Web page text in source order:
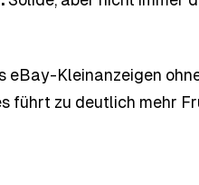
eBay-Kleinanzeigen
führt zu deutlich mehr